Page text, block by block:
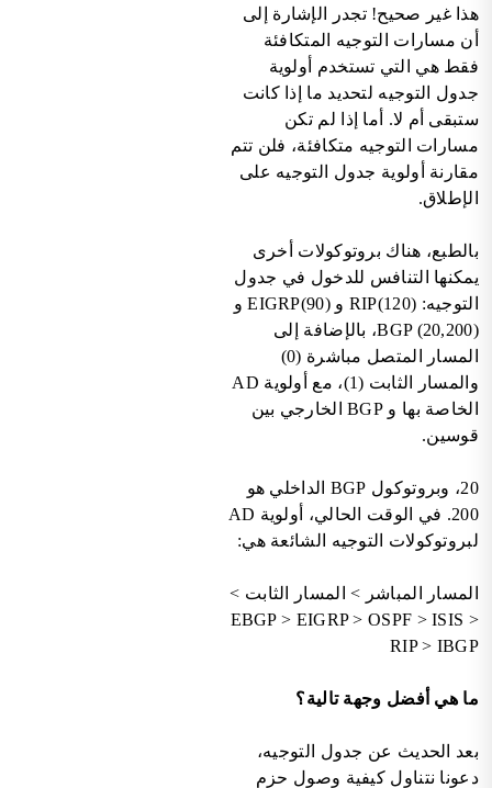
هذا غير صحيح! تجدر الإشارة إلى
أن مسارات التوجيه المتكافئة
فقط هي التي تستخدم أولوية
جدول التوجيه لتحديد ما إذا كانت
ستبقى أم لا. أما إذا لم تكن
مسارات التوجيه متكافئة، فلن تتم
مقارنة أولوية جدول التوجيه على
الإطلاق.
بالطبع، هناك بروتوكولات أخرى
يمكنها التنافس للدخول في جدول
التوجيه: RIP(120) و EIGRP(90) و
BGP (20,200)، بالإضافة إلى
المسار المتصل مباشرة (0)
والمسار الثابت (1)، مع أولوية AD
الخاصة بها و BGP الخارجي بين
قوسين.
20، وبروتوكول BGP الداخلي هو
200. في الوقت الحالي، أولوية AD
لبروتوكولات التوجيه الشائعة هي:
المسار المباشر > المسار الثابت >
EBGP > EIGRP > OSPF > ISIS >
RIP > IBGP
ما هي أفضل وجهة تالية؟
بعد الحديث عن جدول التوجيه،
دعونا نتناول كيفية وصول حزم